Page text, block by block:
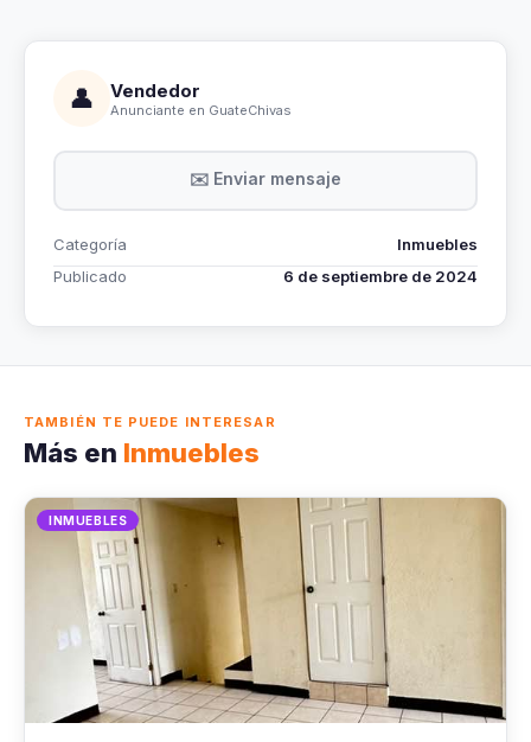
👤 Vendedor
Anunciante en GuateChivas
✉️ Enviar mensaje
Categoría
Inmuebles
Publicado
6 de septiembre de 2024
TAMBIÉN TE PUEDE INTERESAR
Más en Inmuebles
INMUEBLES